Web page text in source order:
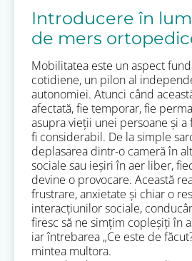
Introducere în
de mers
Mobilitatea este un aspect
cotidiene, un pilon al
autonomiei. Atunci când
afectată, fie temporar, fie
asupra vieții unei persoane și
fi considerabil. De la simple
deplasarea dintr-o cameră în
sociale sau ieșiri în aer liber,
devine o provocare. Această
frustrare, anxietate și chiar o
interacțiunilor sociale,
firesc să ne simțim copleșiți în
iar întrebarea „Ce este de
mintea multora.